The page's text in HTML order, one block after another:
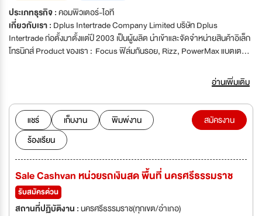
ประเภทธุรกิจ :คอมพิวเตอร์-ไอที
เกี่ยวกับเรา : Dplus Intertrade Company Limited บริษัท Dplus
Intertrade ก่อตั้งมาตั้งแต่ปี 2003 เป็นผู้ผลิต นำเข้าและจัดจำหน่ายสินค้าอิเล็ก
โทรนิกส์ Product ของเรา : Focus ฟิล์มกันรอย, Rizz, PowerMax แบตเตอรี่
ชาร์ตคุณภาพสูง, BeWell สินค้าเพื่อสุขภาพ และแบรนด์อื่น ๆ สินค้าของเราจัด
จำหน่ายโดยมีสถานวางจำหน่ายมากมาย เช่น 7-11 ทั้วประเทศ, iStudio, SE-
ED, Com7, J-Mart, Mobile Shop ต่าง ๆ และร้านค้าปลีกทั่วประเทศ ซึ่งใน
ปัจจุบันเรามีพนักงานทั้งหมดประมาณ 800 ท่าน ทั้งที่ประจำที่ประเทศไทยและ
ประเทศจีน
อ่านเพิ่มเติม
แชร์ เก็บงาน
พิมพ์งาน
ร้องเรียน
สมัครงาน
Sale Cashvan หน่วยรถเงินสด พื้นที่ นครศรีธรรมราช
รับสมัครด่วน
สถานที่ปฏิบัติงาน :นครศรีธรรมราช(ทุกเขต/อำเภอ)